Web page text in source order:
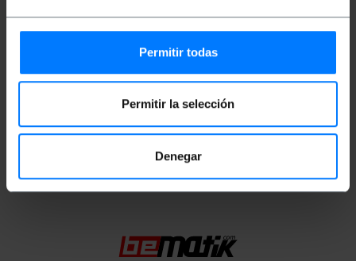
Permitir todas
Permitir la selección
Denegar
Produktgröße (Breite x Tiefe x Höhe): 5.0 x 2.0
Anzahl der Produkte: 1